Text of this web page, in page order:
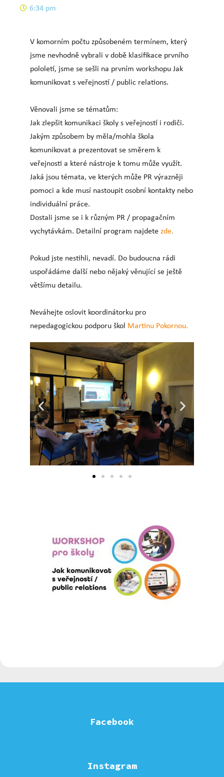
6:34 pm
V komorním počtu způsobeném termínem, který
jsme nevhodně vybrali v době klasifikace prvního
pololetí, jsme se sešli na prvním workshopu Jak
komunikovat s veřejností / public relations.
Věnovali jsme se tématům:
Jak zlepšit komunikaci školy s veřejností i rodiči.
Jakým způsobem by měla/mohla škola
komunikovat a prezentovat se směrem k
veřejnosti a které nástroje k tomu může využít.
Jaká jsou témata, ve kterých může PR výrazněji
pomoci a kde musí nastoupit osobní kontakty nebo
individuální práce.
Dostali jsme se i k různým PR / propagačním
vychytávkám. Detailní program najdetezde.
Pokud jste nestihli, nevadí. Do budoucna rádi
uspořádáme další nebo nějaký věnující se ještě
většímu detailu.
Neváhejte oslovit koordinátorku pro
nepedagogickou podporu škol Martinu Pokornou.
Facebook
Instagram